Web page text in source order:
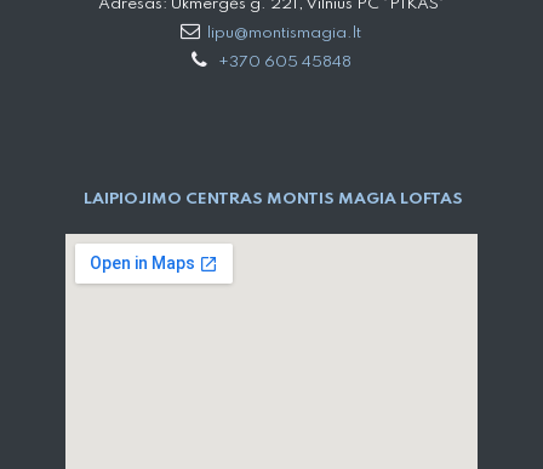
Adresas: Ukmergės g. 221, Vilnius PC "PIKAS"
lipu@montismagia.lt
+370 605 45848
LAIPIOJIMO CENTRAS MONTIS MAGIA LOFTAS